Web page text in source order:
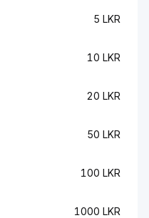
5 LKR
10 LKR
20 LKR
50 LKR
100 LKR
1000 LKR